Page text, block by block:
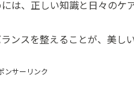
は、正しい知識と日々のケ
ンスを整えることが、美し
ンサーリンク